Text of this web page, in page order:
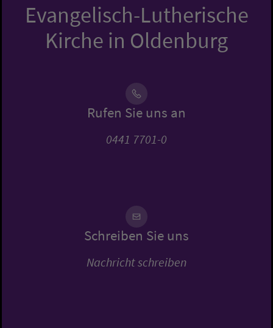
Evangelisch-Lutherische
Kirche in Oldenburg
Rufen Sie uns an
0441 7701-0
Schreiben Sie uns
Nachricht schreiben